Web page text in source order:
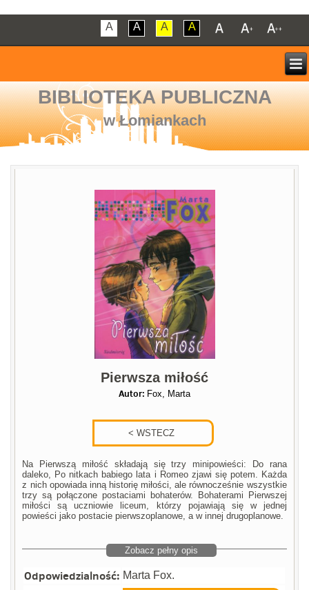
A A A A
BIBLIOTEKA PUBLICZNA
w Łomiankach
Pierwsza miłość
Autor: Fox, Marta
Na Pierwszą miłość składają się trzy minipowieści: Do rana
daleko, Po nitkach babiego lata i Romeo zjawi się potem. Każda
z nich opowiada inną historię miłości, ale równocześnie wszystkie
trzy są połączone postaciami bohaterów. Bohaterami Pierwszej
miłości są uczniowie liceum, którzy pojawiają się w jednej
powieści jako postacie pierwszoplanowe, a w innej drugoplanowe.
Zobacz pełny opis
Odpowiedzialność: Marta Fox.